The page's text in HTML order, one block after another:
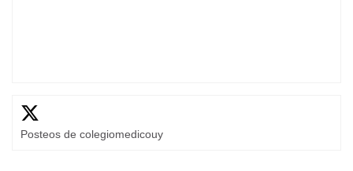
Posteos de colegiomedicouy